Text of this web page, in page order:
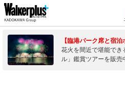
【臨港パーク席と宿泊
花火を間近で堪能でき
ル」鑑賞ツアーを販売